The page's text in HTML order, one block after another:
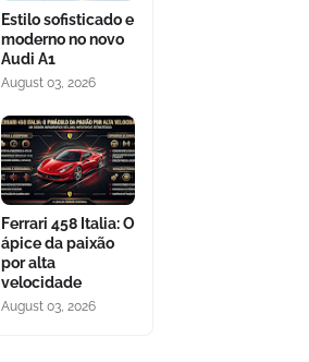
Estilo sofisticado e
moderno no novo
Audi A1
August 03, 2026
Ferrari 458 Italia: O
ápice da paixão
por alta
velocidade
August 03, 2026